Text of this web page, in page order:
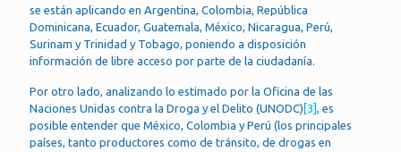
se están aplicando en Argentina, Colombia, República
Dominicana, Ecuador, Guatemala, México, Nicaragua, Perú,
Surinam y Trinidad y Tobago, poniendo a disposición
información de libre acceso por parte de la ciudadanía.
Por otro lado, analizando lo estimado por la Oficina de las
Naciones Unidas contra la Droga y el Delito (UNODC) [3], es
posible entender que México, Colombia y Perú (los principales
países, tanto productores como de tránsito, de drogas en